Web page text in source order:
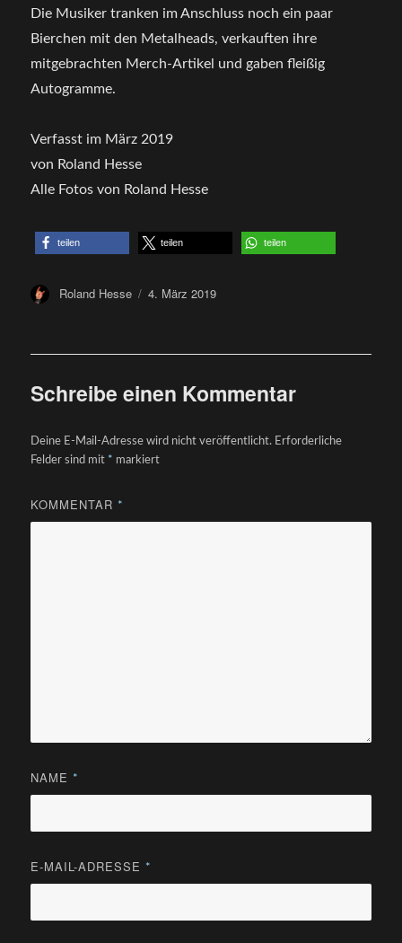
Die Musiker tranken im Anschluss noch ein paar
Bierchen mit den Metalheads, verkauften ihre
mitgebrachten Merch-Artikel und gaben fleißig
Autogramme.
Verfasst im März 2019
von Roland Hesse
Alle Fotos von Roland Hesse
teilen teilen teilen
Author
Roland Hesse
Posted
4. März 2019
Schreibe einen Kommentar
Deine E-Mail-Adresse wird nicht veröffentlicht. Erforderliche
Felder sind mit * markiert
KOMMENTAR *
NAME *
E-MAIL-ADRESSE *